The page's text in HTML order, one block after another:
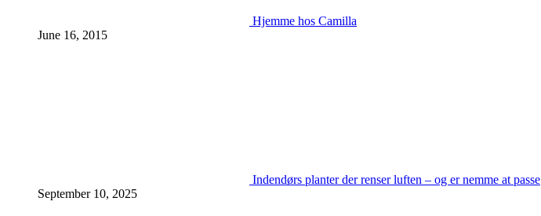
Hjemme hos Camilla
June 16, 2015
Indendørs planter der renser luften – og er nemme at passe
September 10, 2025